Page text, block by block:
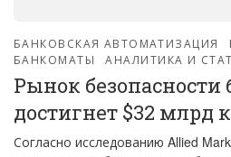
БАНКОВСКАЯ АВТОМАТИЗАЦИЯ
БАНКОМАТЫ
АНАЛИТИКА И
Рынок безопасности
достигнет $32 млрд
Согласно исследованию Allied